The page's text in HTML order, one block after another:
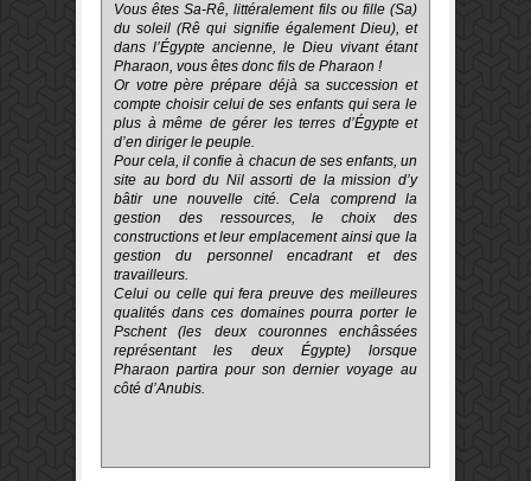
Vous êtes Sa-Rê, littéralement fils ou fille (Sa)
du soleil (Rê qui signifie également Dieu), et
dans l’Égypte ancienne, le Dieu vivant étant
Pharaon, vous êtes donc fils de Pharaon !
Or votre père prépare déjà sa succession et
compte choisir celui de ses enfants qui sera le
plus à même de gérer les terres d’Égypte et
d’en diriger le peuple.
Pour cela, il confie à chacun de ses enfants, un
site au bord du Nil assorti de la mission d’y
bâtir une nouvelle cité. Cela comprend la
gestion des ressources, le choix des
constructions et leur emplacement ainsi que la
gestion du personnel encadrant et des
travailleurs.
Celui ou celle qui fera preuve des meilleures
qualités dans ces domaines pourra porter le
Pschent (les deux couronnes enchâssées
représentant les deux Égypte) lorsque
Pharaon partira pour son dernier voyage au
côté d’Anubis.